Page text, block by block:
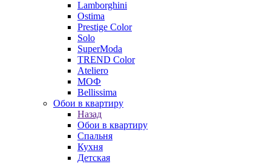
Lamborghini
Ostima
Prestige Color
Solo
SuperModa
TREND Color
Ateliero
МОФ
Bellissima
Обои в квартиру
Назад
Обои в квартиру
Спальня
Кухня
Детская